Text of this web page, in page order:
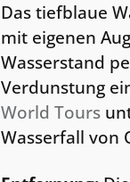
Das tiefblaue
mit eigenen
Wasserstand
Verdunstung
World Tours
Wasserfall von